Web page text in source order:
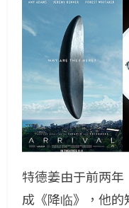
特德姜由于前两年
成《降临》，他的